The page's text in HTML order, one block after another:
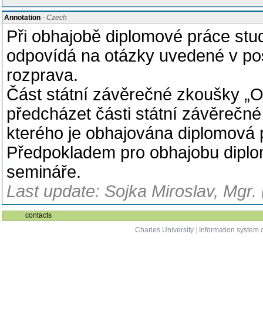
Annotation - Czech
Při obhajobě diplomové práce
odpovídá na otázky uvedené v
rozprava.
Část státní závěrečné zkoušky
předcházet části státní
kterého je obhajována diplomová
Předpokladem pro obhajobu
semináře.
Last update: Sojka Miroslav, Mgr.
contacts
Charles University
Information